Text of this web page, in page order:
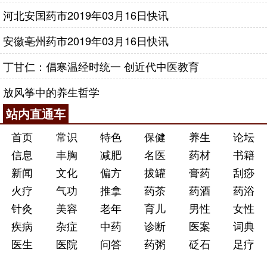
河北安国药市2019年03月16日快讯
安徽亳州药市2019年03月16日快讯
丁甘仁：倡寒温经时统一 创近代中医教育
放风筝中的养生哲学
站内直通车
首页 常识 特色 保健 养生
论坛
信息
丰胸 减肥 名医 药材
书籍
新闻
文化 偏方 拔罐 膏药
刮痧
火疗
气功 推拿 药茶 药酒
药浴
针灸
美容 老年 育儿 男性
女性
疾病
杂症 中药 诊断 医案
词典
医生
医院 问答 药粥 砭石 足疗